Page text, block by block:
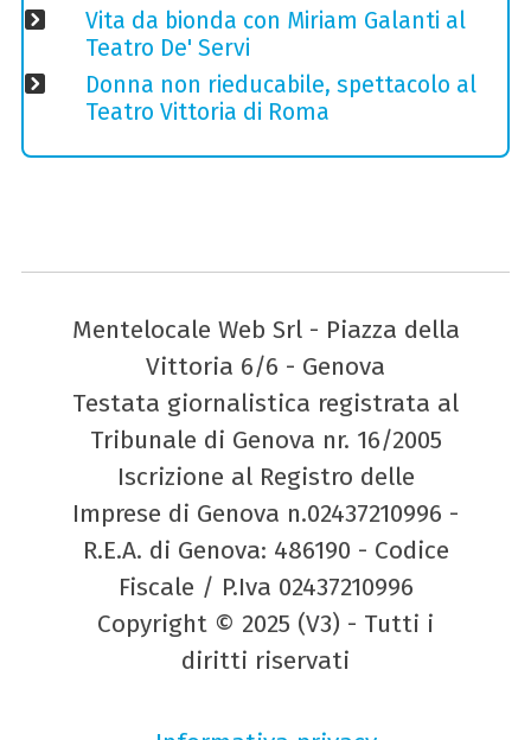
Vita da bionda con Miriam Galanti al
Teatro De' Servi
Donna non rieducabile, spettacolo al
Teatro Vittoria di Roma
Mentelocale Web Srl - Piazza della
Vittoria 6/6 - Genova
Testata giornalistica registrata al
Tribunale di Genova nr. 16/2005
Iscrizione al Registro delle
Imprese di Genova n.02437210996 -
R.E.A. di Genova: 486190 - Codice
Fiscale / P.Iva 02437210996
Copyright © 2025 (V3) - Tutti i
diritti riservati